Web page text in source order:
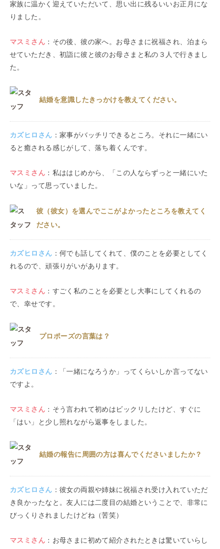
家族に温かく迎えていただいて、思い出に残るいいお正月にな
りました。
マスミ さん ： その後、彼の家へ。お母さまに祝福され、泊まら
せていただき、初詣に彼と彼のお母さまと私の３人で行きまし
た。
結婚を意識したきっかけを教えてください。
カズヒロ さん ： 家事がバッチリできるところ。それに一緒にい
ると癒される感じがして、落ち着くんです。
マスミ さん ： 私ははじめから、「この人ならずっと一緒にいた
いな」って思っていました。
彼（彼女）を選んでここがよかったところを教えてく
ださい。
カズヒロ さん ： 何でも話してくれて、僕のことを必要としてく
れるので、頑張りがいがあります。
マスミ さん ： すごく私のことを必要とし大事にしてくれるの
で、幸せです。
プロポーズの言葉は？
カズヒロ さん ：
「一緒になろうか」ってくらいしか言ってない
ですよ。
マスミ さん ： そう言われて初めはビックリしたけど、すぐに
「はい」と少し照れながら返事をしました。
結婚の報告に周囲の方は喜んでくださいましたか？
カズヒロ さん ： 彼女の両親や姉妹に祝福され受け入れていただ
き良かったなと。友人には二度目の結婚ということで、非常に
びっくりされましたけどね（苦笑）
マスミ さん ： お母さまに初めて紹介されたときは驚いていらし